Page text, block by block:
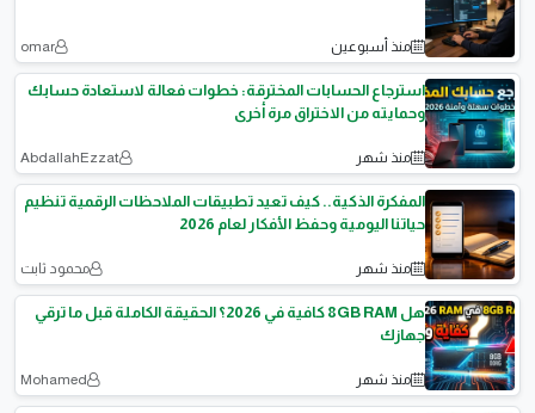
منذ أسبوعين omar
استرجاع الحسابات المخترقة: خطوات فعالة لاستعادة حسابك
وحمايته من الاختراق مرة أخرى
منذ شهر AbdallahEzzat
المفكرة الذكية.. كيف تعيد تطبيقات الملاحظات الرقمية تنظيم
حياتنا اليومية وحفظ الأفكار لعام 2026
منذ شهر محمود ثابت
هل 8GB RAM كافية في 2026؟ الحقيقة الكاملة قبل ما ترقي
جهازك
منذ شهر Mohamed